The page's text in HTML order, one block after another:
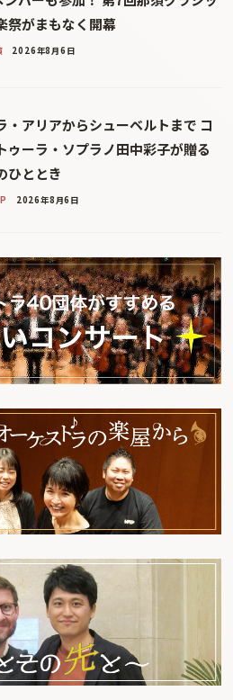
祭がまもなく開幕
2026年8月6日
・アリアからシューベルトまで コ
ゥーラ・ソプラノ田中彩子が贈る
ひととき
2026年8月6日